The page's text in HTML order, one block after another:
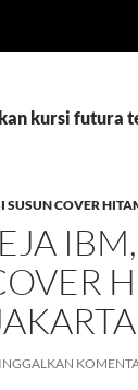
kursi futura
SUSUN COVER